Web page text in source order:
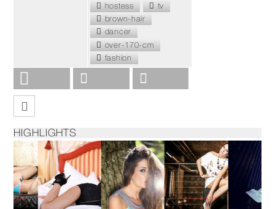
hostess
tv
brown-hair
dancer
over-170-cm
fashion
HIGHLIGHTS